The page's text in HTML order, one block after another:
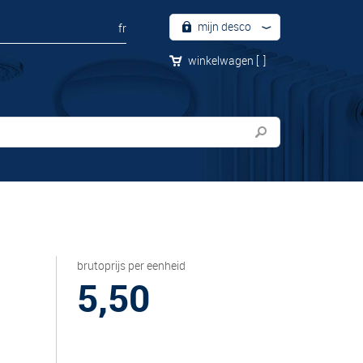
fr mijn desco
winkelwagen [ ]
brutoprijs per eenheid
5,50